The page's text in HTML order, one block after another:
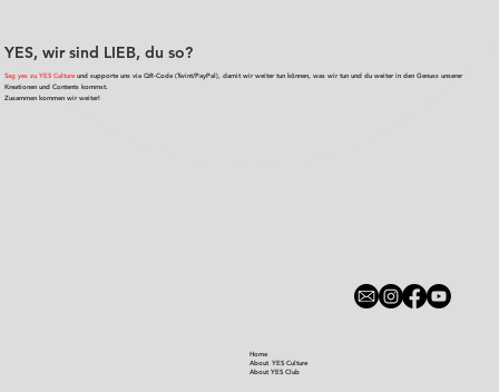
YES, wir sind LIEB, du so?
Sag yes zu YES Culture und supporte uns via QR-Code (Twint/PayPal), damit wir weiter tun können, was wir tun und du weiter in den Genuss unserer
Kreationen und Contents kommst.
Zusammen kommen wir weiter!
Home
About YES Culture
About YES Club